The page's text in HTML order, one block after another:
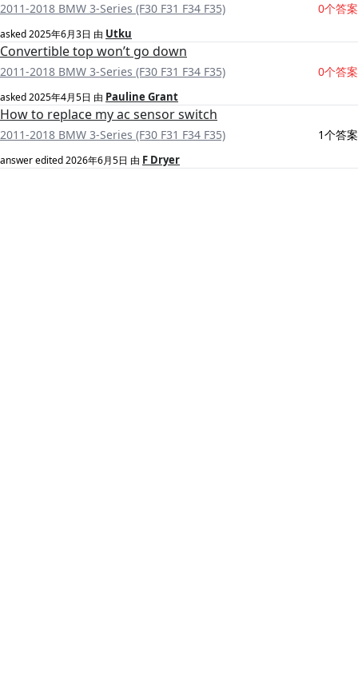
2011-2018 BMW 3-Series (F30 F31 F34 F35) 0个答案
asked2025年6月3日 由 Utku
Convertible top won’t go down
2011-2018 BMW 3-Series (F30 F31 F34 F35) 0个答案
asked2025年4月5日 由 Pauline Grant
How to replace my ac sensor switch
2011-2018 BMW 3-Series (F30 F31 F34 F35) 1个答案
answer edited2026年6月5日 由 F Dryer